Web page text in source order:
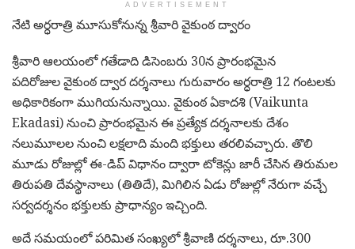
ADVERTISEMENT
నేటి అర్ధరాత్రి మూసుకోనున్న శ్రీవారి వైకుంఠ ద్వారం
శ్రీవారి ఆలయంలో గతేడాది డిసెంబరు 30న ప్రారంభమైన
పదిరోజుల వైకుంఠ ద్వార దర్శనాలు గురువారం అర్ధరాత్రి 12 గంటలకు
అధికారికంగా ముగియనున్నాయి. వైకుంఠ ఏకాదశి (Vaikunta
Ekadasi) నుంచి ప్రారంభమైన ఈ ప్రత్యేక దర్శనాలకు దేశం
నలుమూలల నుంచి లక్షలాది మంది భక్తులు తరలివచ్చారు. తొలి
మూడు రోజుల్లో ఈ-డిప్ విధానం ద్వారా టోకెన్లు జారీ చేసినతిరుమల
తిరుపతి దేవస్థానాలు (తితిదే), మిగిలిన ఏడు రోజుల్లో నేరుగా వచ్చే
సర్వదర్శనం భక్తులకు ప్రాధాన్యం ఇచ్చింది.
అదే సమయంలో పరిమిత సంఖ్యలో శ్రీవాణి దర్శనాలు, రూ.300